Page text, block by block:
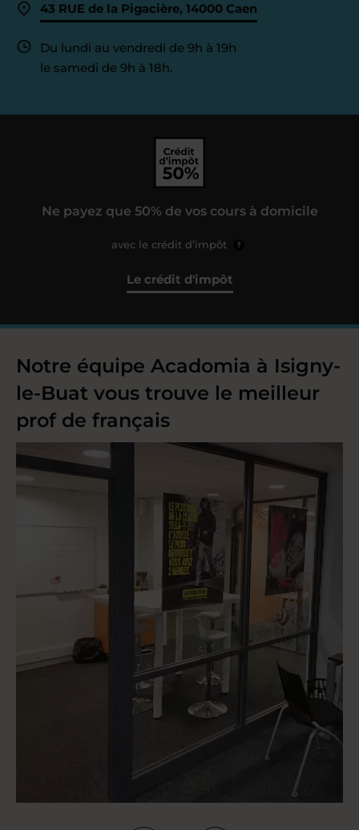
43 RUE de la Pigacière, 14000 Caen
Du lundi au vendredi de 9h à 19h
le samedi de 9h à 18h.
Ne payez que 50% de vos cours à domicile
avec le crédit d’impôt ?
Le crédit d'impôt
Notre équipe Acadomia à Isigny-
le-Buat vous trouve le meilleur
prof de français